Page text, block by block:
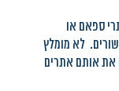
ספאם או
לא מומלץ
את אותם אתרים